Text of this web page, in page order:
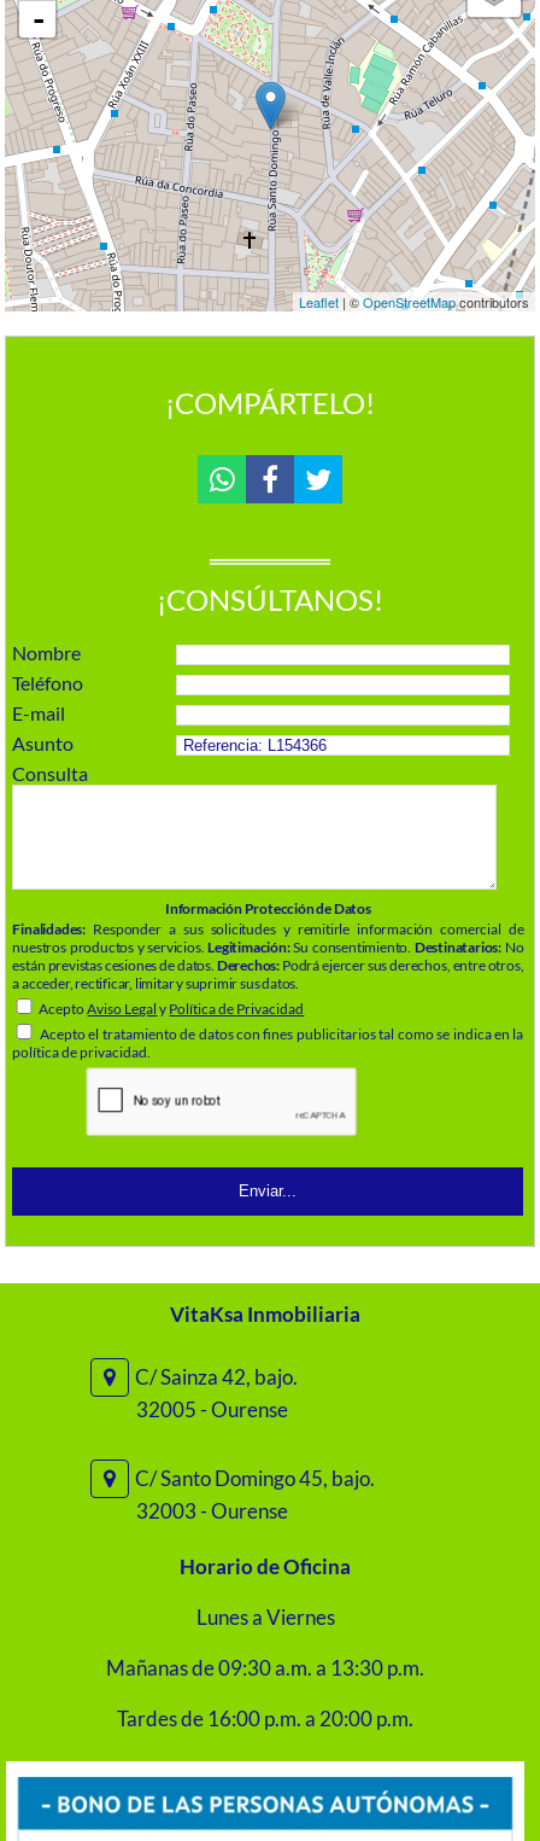
-
Leaflet| ©OpenStreetMapcontributors
¡COMPÁRTELO!
¡CONSÚLTANOS!
Nombre
Teléfono
E-mail
Asunto
Consulta
Información Protección de Datos
Finalidades: Responder a sus solicitudes y remitirle información comercial de
nuestros productos y servicios.Legitimación:Su consentimiento. Destinatarios:No
están previstas cesiones de datos. Derechos: Podrá ejercer sus derechos, entre otros,
a acceder, rectificar, limitar y suprimir sus datos.
AceptoAviso Legal y Política de Privacidad
Acepto el tratamiento de datos con fines publicitarios tal como se indica en la
política de privacidad.
VitaKsa Inmobiliaria
C/ Sainza 42, bajo.
32005 - Ourense
C/ Santo Domingo 45, bajo.
32003 - Ourense
Horario de Oficina
Lunes a Viernes
Mañanas de 09:30 a.m. a 13:30 p.m.
Tardes de 16:00 p.m. a 20:00 p.m.